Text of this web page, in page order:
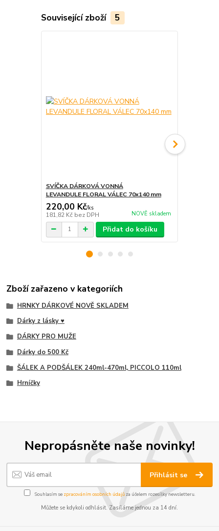
Související zboží 5
SVÍČKA DÁRKOVÁ VONNÁ
LEVANDULE FLORAL VÁLEC 70x140 mm
220,00 Kč/ks
181,82 Kč bez DPH NOVĚ skladem
Přidat do košíku
Zboží zařazeno v kategoriích
HRNKY DÁRKOVÉ NOVĚ SKLADEM
Dárky z lásky ♥
DÁRKY PRO MUŽE
Dárky do 500 Kč
ŠÁLEK A PODŠÁLEK 240ml-470ml, PICCOLO 110ml
Hrníčky
Nepropásněte naše novinky!
Přihlásit se
Souhlasím se zpracováním osobních údajůza účelem rozesílky newsletteru.
Můžete se kdykoli odhlásit. Zasíláme jednou za 14 dní.